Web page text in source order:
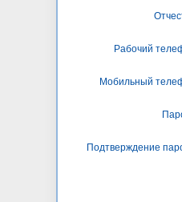
Рабочий
Мобильный
Подтверждение